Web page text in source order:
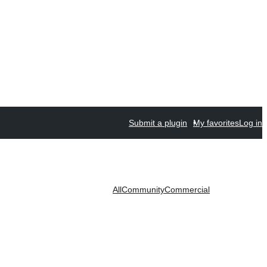
Submit a plugin My favoritesLog in
AllCommunityCommercial